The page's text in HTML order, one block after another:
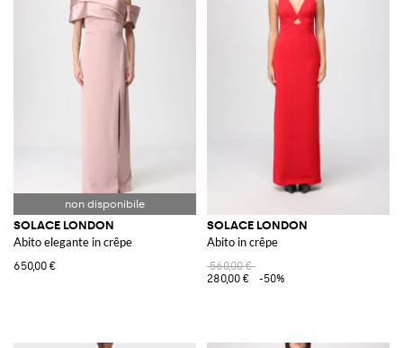
SOLACE LONDON
Abito elegante in crêpe
650,00 €
SOLACE LONDON
Abito in crêpe
560,00 €
280,00 €
-50%